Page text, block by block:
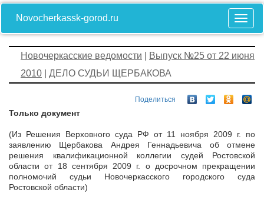
Novocherkassk-gorod.ru
Новочеркасские ведомости
Выпуск №25 от 22 июня
2010 | ДЕЛО СУДЬИ ЩЕРБАКОВА
Поделиться
Только документ
(Из Решения Верховного суда РФ от 11 ноября 2009 г. по
заявлению Щербакова Андрея Геннадьевича об отмене
решения квалификационной коллегии судей Ростовской
области от 18 сентября 2009 г. о досрочном прекращении
полномочий судьи Новочеркасского городского суда
Ростовской области)